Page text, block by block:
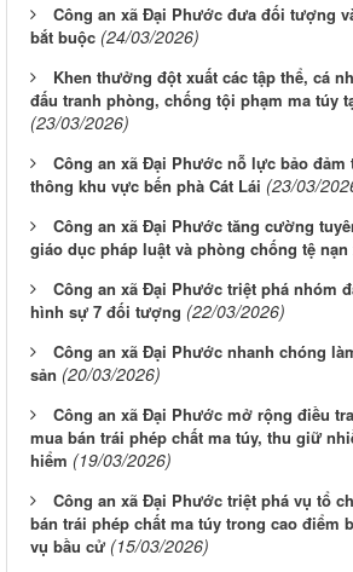
Công an xã Đại Phước đưa đối tượng
bắt buộc (24/03/2026)
Khen thưởng đột xuất các tập thể, cá
đấu tranh phòng, chống tội phạm ma túy
(23/03/2026)
Công an xã Đại Phước nỗ lực bảo đảm
thông khu vực bến phà Cát Lái (23/03/
Công an xã Đại Phước tăng cường
giáo dục pháp luật và phòng chống tệ nạn
Công an xã Đại Phước triệt phá nhóm
hình sự 7 đối tượng (22/03/2026)
Công an xã Đại Phước nhanh chóng
sản (20/03/2026)
Công an xã Đại Phước mở rộng điều
mua bán trái phép chất ma túy, thu giữ
hiểm (19/03/2026)
Công an xã Đại Phước triệt phá vụ tổ
bán trái phép chất ma túy trong cao điểm
vụ bầu cử (15/03/2026)